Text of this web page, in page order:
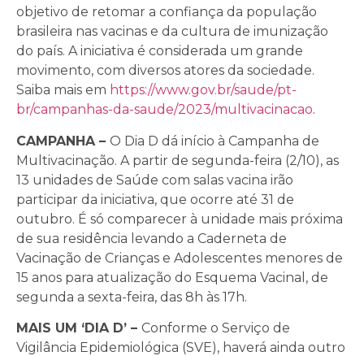
objetivo de retomar a confiança da população
brasileira nas vacinas e da cultura de imunização
do país. A iniciativa é considerada um grande
movimento, com diversos atores da sociedade.
Saiba mais em https://www.gov.br/saude/pt-
br/campanhas-da-saude/2023/multivacinacao.
CAMPANHA – O Dia D dá início à Campanha de
Multivacinação. A partir de segunda-feira (2/10), as
13 unidades de Saúde com salas vacina irão
participar da iniciativa, que ocorre até 31 de
outubro. É só comparecer à unidade mais próxima
de sua residência levando a Caderneta de
Vacinação de Crianças e Adolescentes menores de
15 anos para atualização do Esquema Vacinal, de
segunda a sexta-feira, das 8h às 17h.
MAIS UM ‘DIA D’ – Conforme o Serviço de
Vigilância Epidemiológica (SVE), haverá ainda outro